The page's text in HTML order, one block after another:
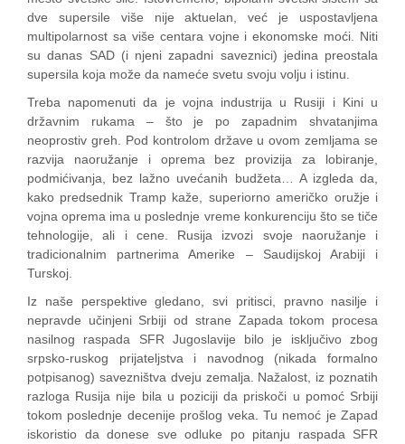
dve supersile više nije aktuelan, već je uspostavljena
multipolarnost sa više centara vojne i ekonomske moći. Niti
su danas SAD (i njeni zapadni saveznici) jedina preostala
supersila koja može da nameće svetu svoju volju i istinu.
Treba napomenuti da je vojna industrija u Rusiji i Kini u
državnim rukama – što je po zapadnim shvatanjima
neoprostiv greh. Pod kontrolom države u ovom zemljama se
razvija naoružanje i oprema bez provizija za lobiranje,
podmićivanja, bez lažno uvećanih budžeta… A izgleda da,
kako predsednik Tramp kaže, superiorno američko oružje i
vojna oprema ima u poslednje vreme konkurenciju što se tiče
tehnologije, ali i cene. Rusija izvozi svoje naoružanje i
tradicionalnim partnerima Amerike – Saudijskoj Arabiji i
Turskoj.
Iz naše perspektive gledano, svi pritisci, pravno nasilje i
nepravde učinjeni Srbiji od strane Zapada tokom procesa
nasilnog raspada SFR Jugoslavije bilo je isključivo zbog
srpsko-ruskog prijateljstva i navodnog (nikada formalno
potpisanog) savezništva dveju zemalja. Nažalost, iz poznatih
razloga Rusija nije bila u poziciji da priskoči u pomoć Srbiji
tokom poslednje decenije prošlog veka. Tu nemoć je Zapad
iskoristio da donese sve odluke po pitanju raspada SFR